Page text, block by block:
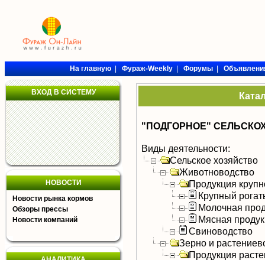
На главную|Фураж-Weekly|Форумы|
ВХОД В СИСТЕМУ
НОВОСТИ
Новости рынка кормов
Обзоры прессы
Новости компаний
"ПОДГОРНОЕ"
Виды деятельности:
Сельское хозяйство
Животноводство
Продукция
Крупный
Молочная
Мясная
Свиноводство
Зерно и
Продукция